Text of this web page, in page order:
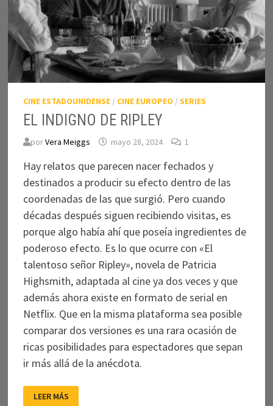
CINE ESTADOUNIDENSE/ CINE EUROPEO / SERIES
EL INDIGNO DE RIPLEY
porVera Meiggs mayo 28, 2024 1
Hay relatos que parecen nacer fechados y
destinados a producir su efecto dentro de las
coordenadas de las que surgió. Pero cuando
décadas después siguen recibiendo visitas, es
porque algo había ahí que poseía ingredientes de
poderoso efecto. Es lo que ocurre con «El
talentoso señor Ripley», novela de Patricia
Highsmith, adaptada al cine ya dos veces y que
además ahora existe en formato de serial en
Netflix. Que en la misma plataforma sea posible
comparar dos versiones es una rara ocasión de
ricas posibilidades para espectadores que sepan
ir más allá de la anécdota.
INDIGNO
LEER MÁS